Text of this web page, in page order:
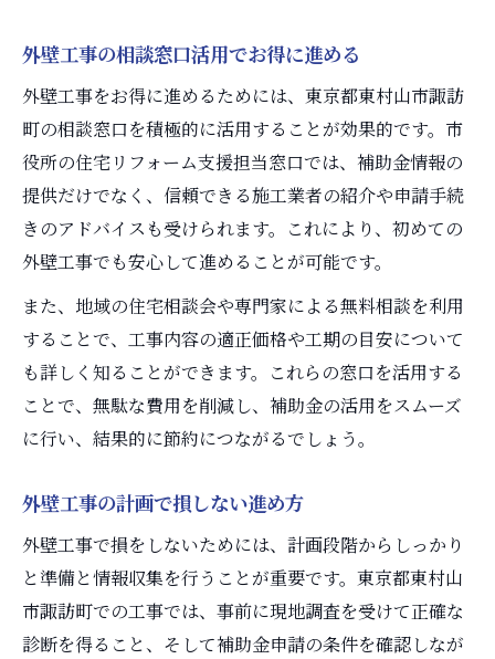
外壁工事の相談窓口活用でお得に進める
外壁工事をお得に進めるためには、東京都東村山市諏訪
町の相談窓口を積極的に活用することが効果的です。市
役所の住宅リフォーム支援担当窓口では、補助金情報の
提供だけでなく、信頼できる施工業者の紹介や申請手続
きのアドバイスも受けられます。これにより、初めての
外壁工事でも安心して進めることが可能です。
また、地域の住宅相談会や専門家による無料相談を利用
することで、工事内容の適正価格や工期の目安について
も詳しく知ることができます。これらの窓口を活用する
ことで、無駄な費用を削減し、補助金の活用をスムーズ
に行い、結果的に節約につながるでしょう。
外壁工事の計画で損しない進め方
外壁工事で損をしないためには、計画段階からしっかり
と準備と情報収集を行うことが重要です。東京都東村山
市諏訪町での工事では、事前に現地調査を受けて正確な
診断を得ること、そして補助金申請の条件を確認しなが